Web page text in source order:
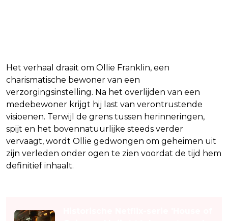
Het verhaal draait om Ollie Franklin, een
charismatische bewoner van een
verzorgingsinstelling. Na het overlijden van een
medebewoner krijgt hij last van verontrustende
visioenen. Terwijl de grens tussen herinneringen,
spijt en het bovennatuurlijke steeds verder
vervaagt, wordt Ollie gedwongen om geheimen uit
zijn verleden onder ogen te zien voordat de tijd hem
definitief inhaalt.